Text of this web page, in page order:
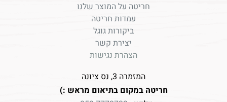
חריטה על המוצר שלנו
עמדות חריטה
ביקורות גוגל
יצירת קשר
הצהרת נגישות
המזמרה 3, נס ציונה
חריטה במקום בתיאום מראש :)